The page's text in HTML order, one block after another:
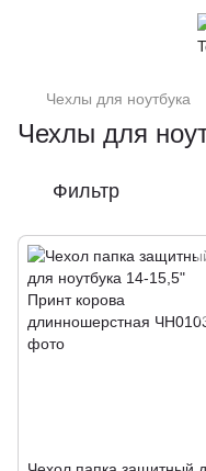
Чехлы для ноутбука
Чехлы для
Фильтр